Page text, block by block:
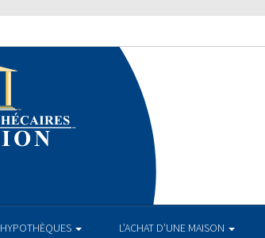
HYPOTHÈQUES L’ACHAT D’UNE MAISON